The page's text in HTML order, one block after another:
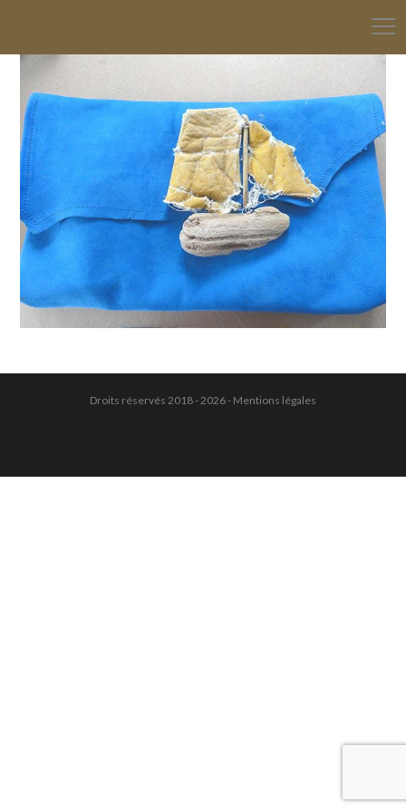
Droits réservés 2018 - 2026 - Mentions légales